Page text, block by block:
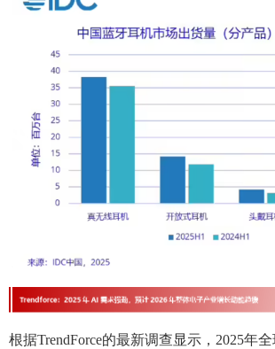
根据TrendForce的最新调查显示，2025年